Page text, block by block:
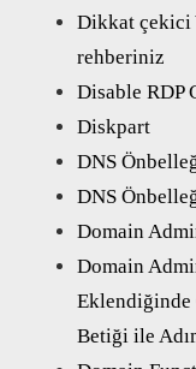
Dikkat çekici
rehberiniz
Disable RDP
Diskpart
DNS
DNS
Domain
Domain
Eklendiğinde
Betiği ile